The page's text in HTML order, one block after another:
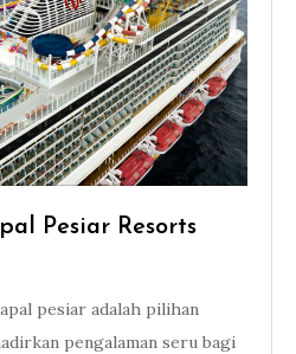
Pesiar Resorts
pesiar adalah pilihan
pengalaman seru bagi